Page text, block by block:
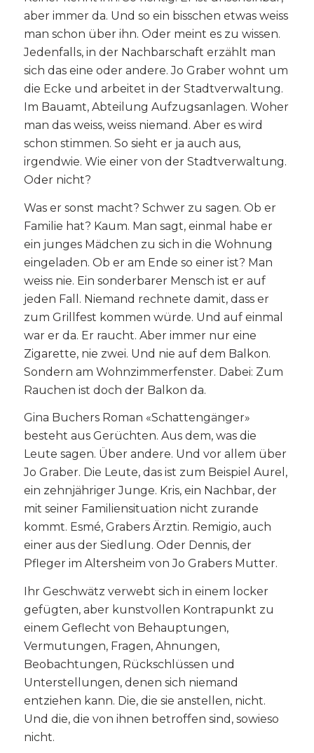
aber immer da. Und so ein bisschen etwas weiss
man schon über ihn. Oder meint es zu wissen.
Jedenfalls, in der Nachbarschaft erzählt man
sich das eine oder andere. Jo Graber wohnt um
die Ecke und arbeitet in der Stadtverwaltung.
Im Bauamt, Abteilung Aufzugsanlagen. Woher
man das weiss, weiss niemand. Aber es wird
schon stimmen. So sieht er ja auch aus,
irgendwie. Wie einer von der Stadtverwaltung.
Oder nicht?
Was er sonst macht? Schwer zu sagen. Ob er
Familie hat? Kaum. Man sagt, einmal habe er
ein junges Mädchen zu sich in die Wohnung
eingeladen. Ob er am Ende so einer ist? Man
weiss nie. Ein sonderbarer Mensch ist er auf
jeden Fall. Niemand rechnete damit, dass er
zum Grillfest kommen würde. Und auf einmal
war er da. Er raucht. Aber immer nur eine
Zigarette, nie zwei. Und nie auf dem Balkon.
Sondern am Wohnzimmerfenster. Dabei: Zum
Rauchen ist doch der Balkon da.
Gina Buchers Roman «Schattengänger»
besteht aus Gerüchten. Aus dem, was die
Leute sagen. Über andere. Und vor allem über
Jo Graber. Die Leute, das ist zum Beispiel Aurel,
ein zehnjähriger Junge. Kris, ein Nachbar, der
mit seiner Familiensituation nicht zurande
kommt. Esmé, Grabers Ärztin. Remigio, auch
einer aus der Siedlung. Oder Dennis, der
Pfleger im Altersheim von Jo Grabers Mutter.
Ihr Geschwätz verwebt sich in einem locker
gefügten, aber kunstvollen Kontrapunkt zu
einem Geflecht von Behauptungen,
Vermutungen, Fragen, Ahnungen,
Beobachtungen, Rückschlüssen und
Unterstellungen, denen sich niemand
entziehen kann. Die, die sie anstellen, nicht.
Und die, die von ihnen betroffen sind, sowieso
nicht.